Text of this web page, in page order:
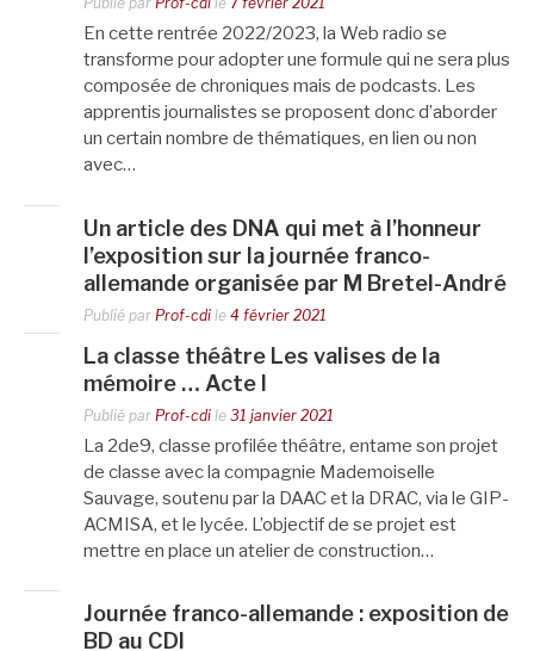
En cette rentrée 2022/2023, la Web radio se
transforme pour adopter une formule qui ne sera plus
composée de chroniques mais de podcasts. Les
apprentis journalistes se proposent donc d’aborder
un certain nombre de thématiques, en lien ou non
avec…
Un article des DNA qui met à l’honneur
l’exposition sur la journée franco-
allemande organisée par M Bretel-André
Publié par Prof-cdi le 4 février 2021
La classe théâtre Les valises de la
mémoire … Acte I
Publié par Prof-cdi le 31 janvier 2021
La 2de9, classe profilée théâtre, entame son projet
de classe avec la compagnie Mademoiselle
Sauvage, soutenu par la DAAC et la DRAC, via le GIP-
ACMISA, et le lycée. L’objectif de se projet est
mettre en place un atelier de construction…
Journée franco-allemande : exposition de
BD au CDI